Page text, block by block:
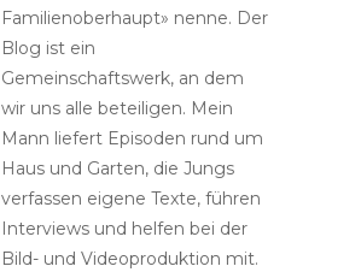
Familienoberhaupt» nenne. Der
Blog ist ein
Gemeinschaftswerk, an dem
wir uns alle beteiligen. Mein
Mann liefert Episoden rund um
Haus und Garten, die Jungs
verfassen eigene Texte, führen
Interviews und helfen bei der
Bild- und Videoproduktion mit.